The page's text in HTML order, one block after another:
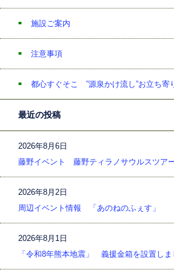
施設ご案内
注意事項
都心すぐそこ ”源泉かけ流し”お立ち寄
最近の投稿
2026年8月6日
藤野イベント 藤野ティラノサウルスツア
2026年8月2日
周辺イベント情報 「あのねのふぇす」
2026年8月1日
「令和8年熊本地震」 義援金箱を設置しま